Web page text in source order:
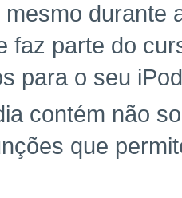
durante
faz parte do
para o seu
contém não
que